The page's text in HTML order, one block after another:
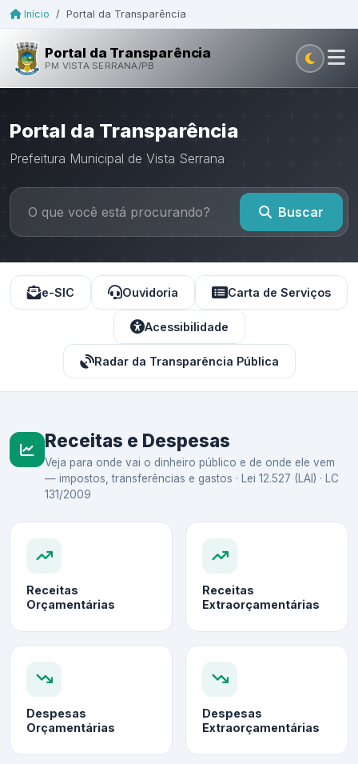
Início / Portal da Transparência
Portal da Transparência
PM VISTA SERRANA/PB
Portal da Transparência
Prefeitura Municipal de Vista Serrana
Buscar
e-SIC Ouvidoria Carta de Serviços
Acessibilidade
Radar da Transparência Pública
Receitas e Despesas
Veja para onde vai o dinheiro público e de onde ele vem
— impostos, transferências e gastos · Lei 12.527 (LAI) · LC
131/2009
Receitas
Orçamentárias
Receitas
Extraorçamentárias
Despesas
Orçamentárias
Despesas
Extraorçamentárias